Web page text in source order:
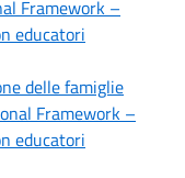
Framework –
educatori
delle famiglie
Framework –
educatori